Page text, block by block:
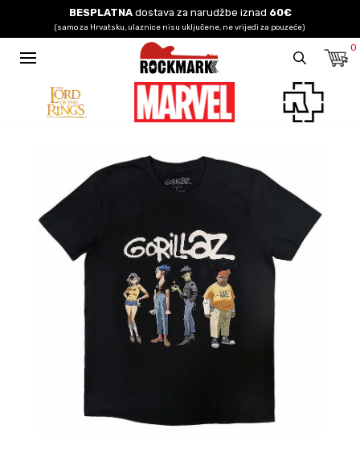
BESPLATNAdostava za narudžbe iznad 60€
(samo za Hrvatsku, ulaznice nisu uključene, ne vrijedi za pouzeće)
0